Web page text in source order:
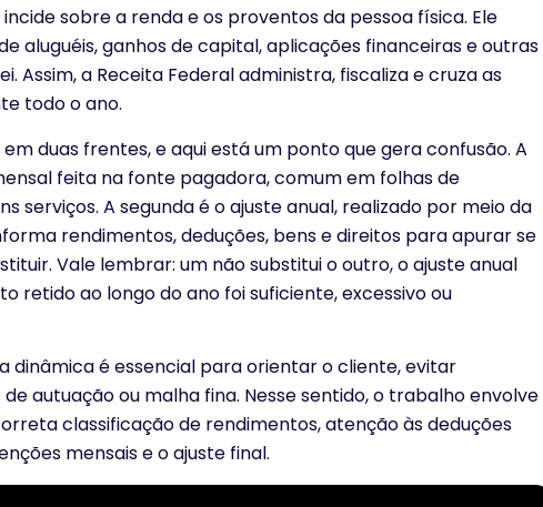
sobre a renda e os proventos da pessoa física. Ele
aluguéis, ganhos de capital, aplicações financeiras e outras
Assim, a Receita Federal administra, fiscaliza e cruza as
todo o ano.
duas frentes, e aqui está um ponto que gera confusão. A
feita na fonte pagadora, comum em folhas de
serviços. A segunda é o ajuste anual, realizado por meio da
rendimentos, deduções, bens e direitos para apurar se
Vale lembrar: um não substitui o outro, o ajuste anual
retido ao longo do ano foi suficiente, excessivo ou
dinâmica é essencial para orientar o cliente, evitar
autuação ou malha fina. Nesse sentido, o trabalho envolve
classificação de rendimentos, atenção às deduções
mensais e o ajuste final.